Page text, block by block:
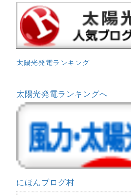
太陽光発電ランキング
太陽光発電ランキングへ
にほんブログ村